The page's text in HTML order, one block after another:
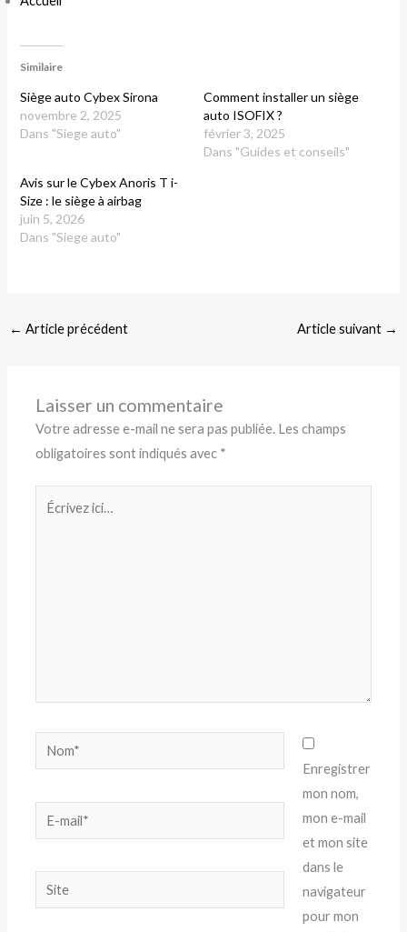
Similaire
Siège auto Cybex Sirona
novembre 2, 2025
Dans "Siege auto"
Comment installer un siège
auto ISOFIX ?
février 3, 2025
Dans "Guides et conseils"
Avis sur le Cybex Anoris T i-
Size : le siège à airbag
juin 5, 2026
Dans "Siege auto"
← Article précédent Article suivant →
Laisser un commentaire
Votre adresse e-mail ne sera pas publiée. Les champs
obligatoires sont indiqués avec *
Écrivez
Nom*
E-
mail*
Site
Enregistrer
mon nom,
mon e-mail
et mon site
dans le
navigateur
pour mon